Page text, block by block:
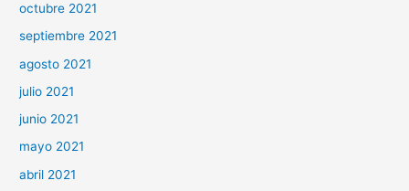
octubre 2021
septiembre 2021
agosto 2021
julio 2021
junio 2021
mayo 2021
abril 2021